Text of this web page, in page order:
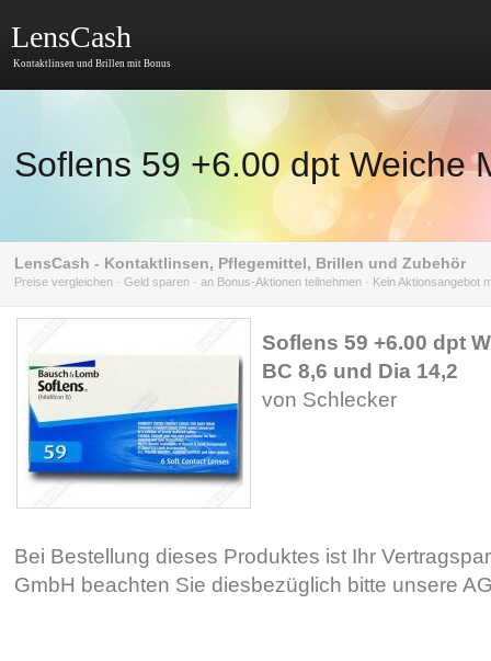
LensCash
Kontaktlinsen und Brillen mit Bonus
Soflens 59 +6.00 dpt Weiche
LensCash - Kontaktlinsen, Pflegemittel, Brillen und Zubehör
Preise vergleichen · Geld sparen · an Bonus-Aktionen teilnehmen · Kein Aktionsangebot
Soflens 59 +6.00 dpt
BC 8,6 und Dia 14,2
von Schlecker
Bei Bestellung dieses Produktes ist Ihr
GmbH beachten Sie diesbezüglich bitte unsere